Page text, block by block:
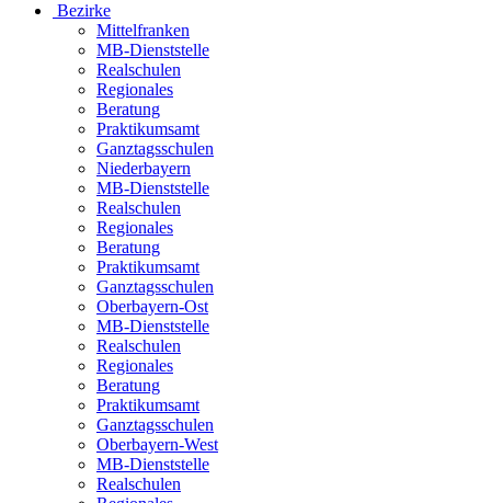
Bezirke
Mittelfranken
MB-Dienststelle
Realschulen
Regionales
Beratung
Praktikumsamt
Ganztagsschulen
Niederbayern
MB-Dienststelle
Realschulen
Regionales
Beratung
Praktikumsamt
Ganztagsschulen
Oberbayern-Ost
MB-Dienststelle
Realschulen
Regionales
Beratung
Praktikumsamt
Ganztagsschulen
Oberbayern-West
MB-Dienststelle
Realschulen